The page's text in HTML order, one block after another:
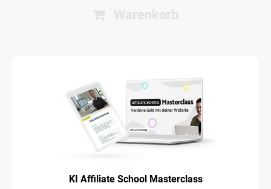
KI Affiliate School Masterclass